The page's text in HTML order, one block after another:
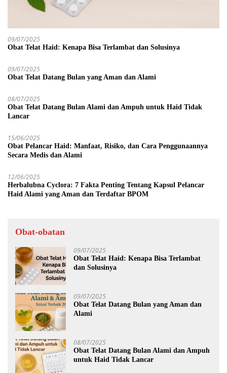
09/07/2025
Obat Telat Haid: Kenapa Bisa Terlambat dan Solusinya
09/07/2025
Obat Telat Datang Bulan yang Aman dan Alami
08/07/2025
Obat Telat Datang Bulan Alami dan Ampuh untuk Haid Tidak
Lancar
15/06/2025
Obat Pelancar Haid: Manfaat, Risiko, dan Cara Penggunaannya
Secara Medis dan Alami
12/06/2025
Herbalubna Cyclora: 7 Fakta Penting Tentang Kapsul Pelancar
Haid Alami yang Aman dan Terdaftar BPOM
Obat-obatan
09/07/2025
Obat Telat Haid: Kenapa Bisa Terlambat
dan Solusinya
09/07/2025
Obat Telat Datang Bulan yang Aman dan
Alami
08/07/2025
Obat Telat Datang Bulan Alami dan Ampuh
untuk Haid Tidak Lancar